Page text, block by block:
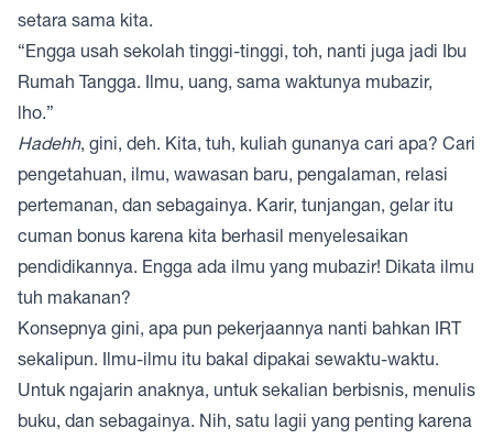
setara sama kita.
“Engga usah sekolah tinggi-tinggi, toh, nanti juga jadi Ibu
Rumah Tangga. Ilmu, uang, sama waktunya mubazir,
lho.”
Hadehh, gini, deh. Kita, tuh, kuliah gunanya cari apa? Cari
pengetahuan, ilmu, wawasan baru, pengalaman, relasi
pertemanan, dan sebagainya. Karir, tunjangan, gelar itu
cuman bonus karena kita berhasil menyelesaikan
pendidikannya. Engga ada ilmu yang mubazir! Dikata ilmu
tuh makanan?
Konsepnya gini, apa pun pekerjaannya nanti bahkan IRT
sekalipun. Ilmu-ilmu itu bakal dipakai sewaktu-waktu.
Untuk ngajarin anaknya, untuk sekalian berbisnis, menulis
buku, dan sebagainya. Nih, satu lagii yang penting karena